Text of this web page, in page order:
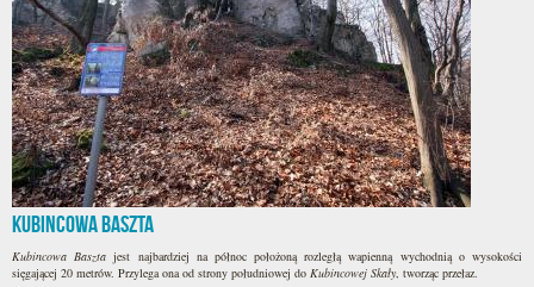
Kubincowa Baszta
Kubincowa Baszta jest najbardziej na północ położoną rozległą wapienną wychodnią o wysokości
sięgającej 20 metrów. Przylega ona od strony południowej do Kubincowej Skały, tworząc przełaz.